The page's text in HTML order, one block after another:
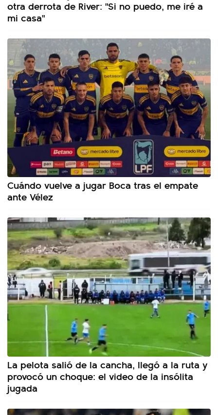
otra derrota de River: "Si no puedo, me iré a
mi casa"
Cuándo vuelve a jugar Boca tras el empate
ante Vélez
La pelota salió de la cancha, llegó a la ruta y
provocó un choque: el video de la insólita
jugada